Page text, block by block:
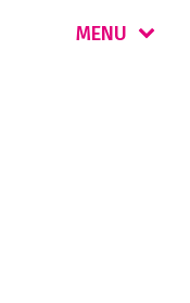
MENU